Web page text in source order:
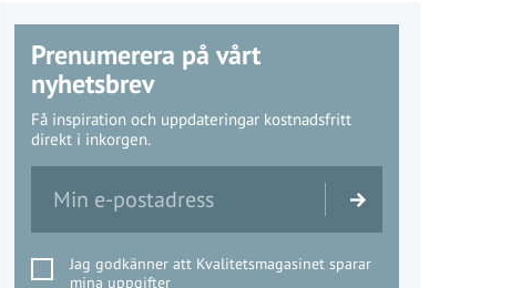
Prenumerera på vårt
nyhetsbrev
Få inspiration och uppdateringar kostnadsfritt
direkt i inkorgen.
Jag godkänner att Kvalitetsmagasinet sparar
mina uppgifter